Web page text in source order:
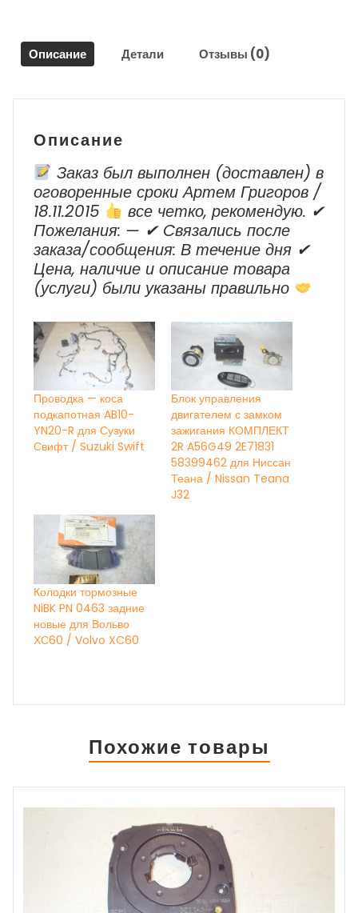
1
2019-
Описание Детали Отзывы (0)
Описание
Заказ был выполнен (доставлен) в
оговоренные сроки Артем Григоров /
18.11.2015
все четко, рекомендую. ✔
Пожелания: — ✔ Cвязались после
заказа/сообщения: В течение дня ✔
Цена, наличие и описание товара
(услуги) были указаны правильно
Проводка — коса
подкапотная AB10-
YN20-R для Сузуки
Свифт / Suzuki Swift
Блок управления
двигателем с замком
зажигания КОМПЛЕКТ
2R A56G49 2E71831
58399462 для Ниссан
Теана / Nissan Teana
J32
Колодки тормозные
NiBK PN 0463 задние
новые для Вольво
ХС60 / Volvo XC60
Похожие товары